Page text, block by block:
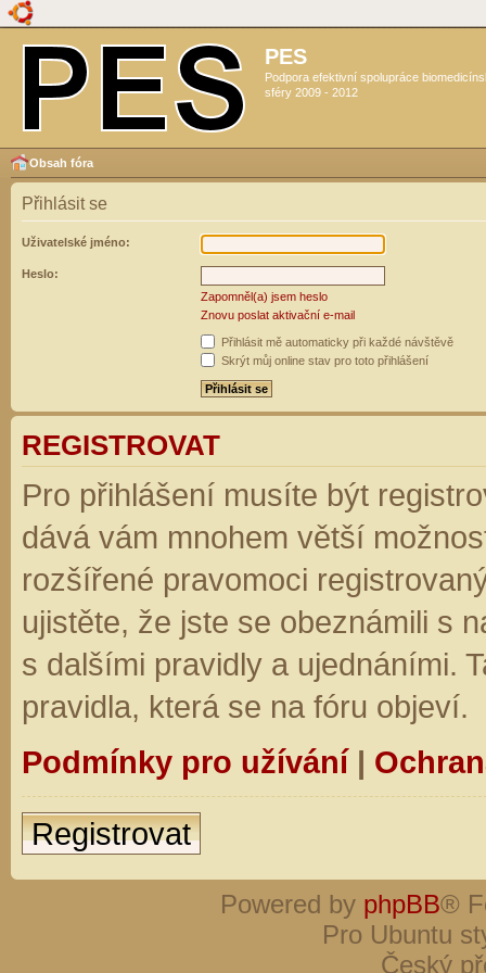
PES
Podpora efektivní spolupráce
sféry 2009 - 2012
Obsah fóra
Přihlásit se
Uživatelské jméno:
Heslo:
Zapomněl(a) jsem heslo
Znovu poslat aktivační e-mail
Přihlásit mě automaticky při každé návštěvě
Skrýt můj online stav pro toto přihlášení
REGISTROVAT
Pro přihlášení musíte být
dává vám mnohem větší
rozšířené pravomoci
ujistěte, že jste se obeznámili s
s dalšími pravidly a ujednáními.
pravidla, která se na fóru objeví.
Podmínky pro užívání|
Registrovat
Powered by phpBB®
Pro Ubuntu
Český